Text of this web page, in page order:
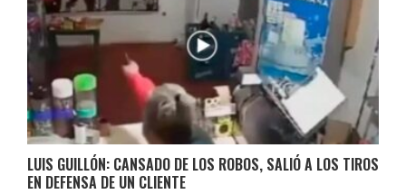
LUIS GUILLÓN: CANSADO DE LOS ROBOS, SALIÓ A LOS TIROS
EN DEFENSA DE UN CLIENTE